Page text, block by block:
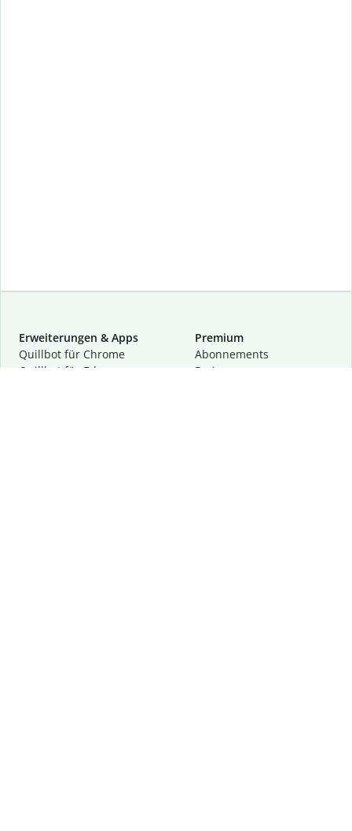
Erweiterungen & Apps
Quillbot für Chrome
Quillbot für Edge
Premium
Abon­ne­ments
Preise